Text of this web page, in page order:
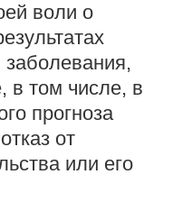
воли о
в том числе, в
прогноза
от
или его